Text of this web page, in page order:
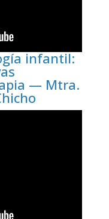
infantil:
— Mtra.